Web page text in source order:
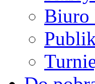
Biuro